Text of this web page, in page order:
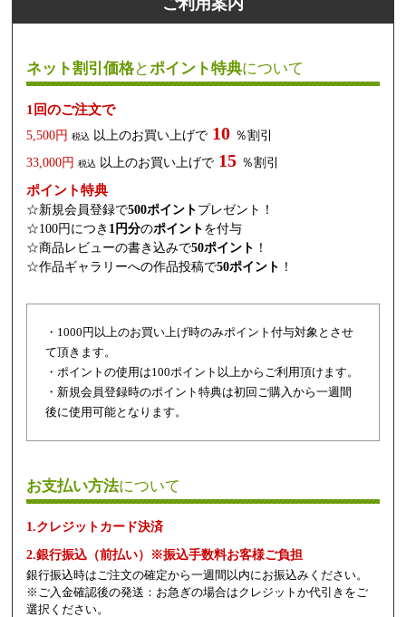
ネット割引価格とポイント特典について
1回のご注文で
5,500円 税込 以上のお買い上げで 10 ％割引
33,000円 税込 以上のお買い上げで 15 ％割引
ポイント特典
☆新規会員登録で500ポイント プレゼント！
☆100円につき 1円分のポイント を付与
☆商品レビューの書き込みで50ポイント ！
☆作品ギャラリーへの作品投稿で50ポイント ！
・1000円以上のお買い上げ時のみポイント付与対象とさせ
て頂きます。
・ポイントの使用は100ポイント以上からご利用頂けます。
・新規会員登録時のポイント特典は初回ご購入から一週間
後に使用可能となります。
お支払い方法について
1.クレジットカード決済
2.銀行振込（前払い）※振込手数料お客様ご負担
銀行振込時はご注文の確定から一週間以内にお振込みください。
※ご入金確認後の発送：お急ぎの場合はクレジットか代引きをご
選択ください。